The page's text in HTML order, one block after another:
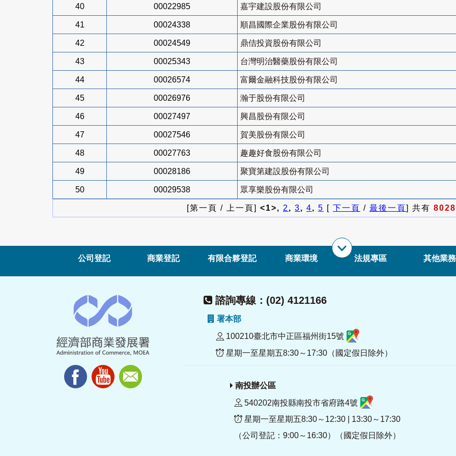
40 00022985 嘉宇建設股份有限公司
41 00024338 順昌國際企業股份有限公司
42 00024549 鼎佶投資股份有限公司
43 00025343 台灣明治醫藥股份有限公司
44 00026574 富爾金融科技股份有限公司
45 00026976 瀚于股份有限公司
46 00027497 興昌股份有限公司
47 00027546 賀美股份有限公司
48 00027763 趣趣好食股份有限公司
49 00028186 聚寶第建設股份有限公司
50 00029538 眾享樂股份有限公司
[第一頁 / 上一頁] <1>, 2, 3, 4, 5 [ 下一頁 / 最後一頁] 共有 8028
公司登記 商業登記 有限合夥登記 商業環境 法規專區 其他業務
諮詢專線：(02) 4121166
署本部
100210臺北市中正區福州街15號
星期一至星期五8:30～17:30（國定假日除外）
南投辦公區
540202南投縣南投市省府路4號
星期一至星期五8:30～12:30 | 13:30～17:30
（公司登記：9:00～16:30）（國定假日除外）